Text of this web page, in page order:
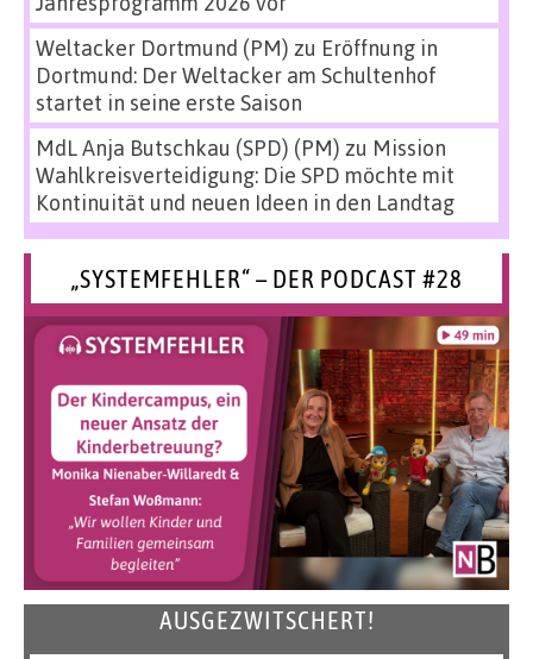
Weltacker Dortmund (PM) zu Eröffnung in
Dortmund: Der Weltacker am Schultenhof
startet in seine erste Saison
MdL Anja Butschkau (SPD) (PM) zu Mission
Wahlkreisverteidigung: Die SPD möchte mit
Kontinuität und neuen Ideen in den Landtag
„SYSTEMFEHLER“ – DER PODCAST #28
AUSGEZWITSCHERT!